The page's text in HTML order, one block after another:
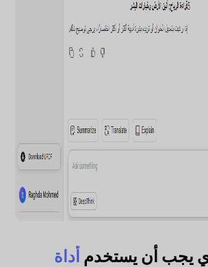
يجب أن يستخدم أداة